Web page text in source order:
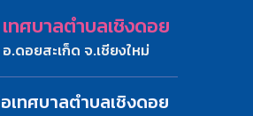
เทศบาลตำบลเชิงดอย
อ.ดอยสะเก็ด จ.เชียงใหม่
เทศบาลตำบลเชิงดอย